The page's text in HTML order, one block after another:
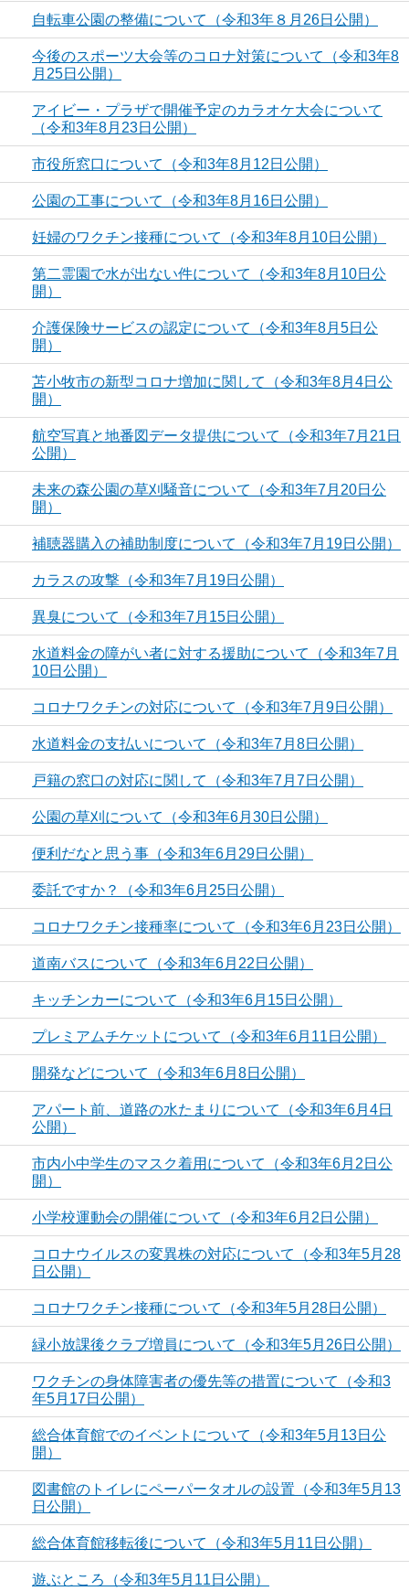
自転車公園の整備について（令和3年８月26日公開）
今後のスポーツ大会等のコロナ対策について（令和3年8
月25日公開）
アイビー・プラザで開催予定のカラオケ大会について
（令和3年8月23日公開）
市役所窓口について（令和3年8月12日公開）
公園の工事について（令和3年8月16日公開）
妊婦のワクチン接種について（令和3年8月10日公開）
第二霊園で水が出ない件について（令和3年8月10日公
開）
介護保険サービスの認定について（令和3年8月5日公
開）
苫小牧市の新型コロナ増加に関して（令和3年8月4日公
開）
航空写真と地番図データ提供について（令和3年7月21日
公開）
未来の森公園の草刈騒音について（令和3年7月20日公
開）
補聴器購入の補助制度について（令和3年7月19日公開）
カラスの攻撃（令和3年7月19日公開）
異臭について（令和3年7月15日公開）
水道料金の障がい者に対する援助について（令和3年7月
10日公開）
コロナワクチンの対応について（令和3年7月9日公開）
水道料金の支払いについて（令和3年7月8日公開）
戸籍の窓口の対応に関して（令和3年7月7日公開）
公園の草刈について（令和3年6月30日公開）
便利だなと思う事（令和3年6月29日公開）
委託ですか？（令和3年6月25日公開）
コロナワクチン接種率について（令和3年6月23日公開）
道南バスについて（令和3年6月22日公開）
キッチンカーについて（令和3年6月15日公開）
プレミアムチケットについて（令和3年6月11日公開）
開発などについて（令和3年6月8日公開）
アパート前、道路の水たまりについて（令和3年6月4日
公開）
市内小中学生のマスク着用について（令和3年6月2日公
開）
小学校運動会の開催について（令和3年6月2日公開）
コロナウイルスの変異株の対応について（令和3年5月28
日公開）
コロナワクチン接種について（令和3年5月28日公開）
緑小放課後クラブ増員について（令和3年5月26日公開）
ワクチンの身体障害者の優先等の措置について（令和3
年5月17日公開）
総合体育館でのイベントについて（令和3年5月13日公
開）
図書館のトイレにペーパータオルの設置（令和3年5月13
日公開）
総合体育館移転後について（令和3年5月11日公開）
遊ぶところ（令和3年5月11日公開）